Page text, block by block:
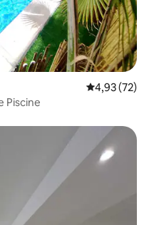
Évaluation
4,93 (72)
Piscine
appréciés